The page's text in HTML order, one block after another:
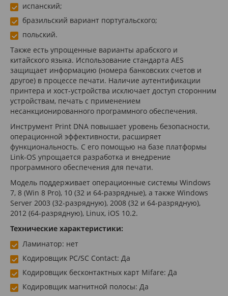
испанский;
бразильский вариант португальского;
польский.
Также есть упрощенные варианты арабского и
китайского языка. Использование стандарта AES
защищает информацию (номера банковских счетов и
другое) в процессе печати. Наличие аутентификации
принтера и хост-устройства исключает доступ сторонним
устройствам, печать с применением
несанкционированного программного обеспечения.
Инструмент Print DNA повышает уровень безопасности,
операционной эффективности, расширяет
функциональность. С его помощью на базе платформы
Link-OS упрощается разработка и внедрение
программного обеспечения для печати.
Модель поддерживает операционные системы Windows
7, 8 (Win 8 Pro), 10 (32 и 64-разрядные), а также Windows
Server 2003 (32-разрядную), 2008 (32 и 64-разрядную),
2012 (64-разрядную), Linux, iOS 10.2.
Технические характеристики:
Ламинатор: нет
Кодировщик PC/SC Contact: Да
Кодировщик бесконтактных карт Mifare: Да
Кодировщик магнитной полосы: Да